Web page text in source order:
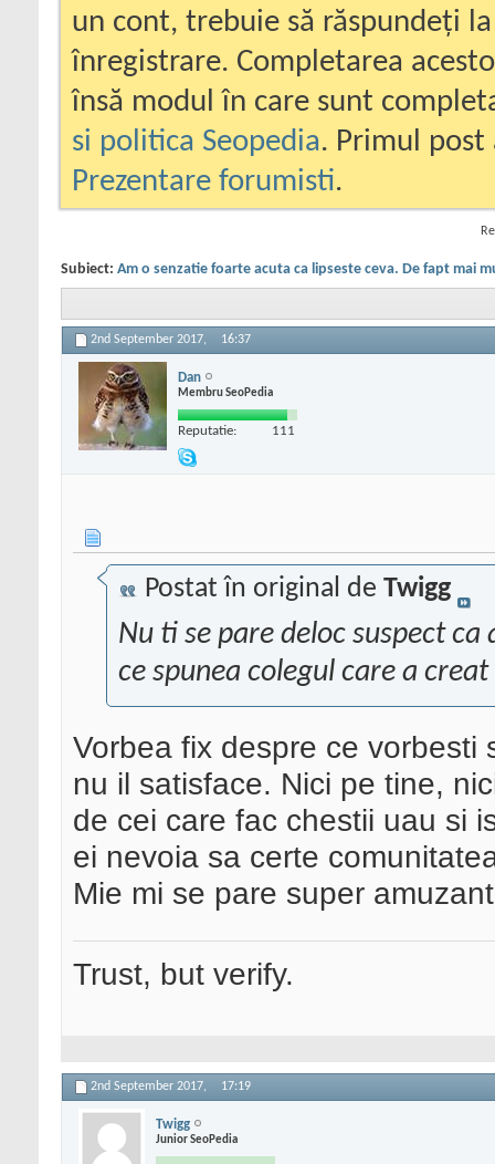
un cont, trebuie să răspundeți
înregistrare. Completarea
însă modul în care sunt
si politica Seopedia. Primul
Prezentare forumisti.
Subiect: Am o senzatie foarte acuta ca lipseste ceva. De fapt mai
2nd September 2017, 16:37
Dan
Membru SeoPedia
Reputatie: 111
Postat în original de Twigg
Nu ti se pare deloc suspect
ce spunea colegul care a
Vorbea fix despre ce vorbesti
nu il satisface. Nici pe tine,
de cei care fac chestii uau si
ei nevoia sa certe
Mie mi se pare super
Trust, but verify.
2nd September 2017, 17:19
Twigg
Junior SeoPedia